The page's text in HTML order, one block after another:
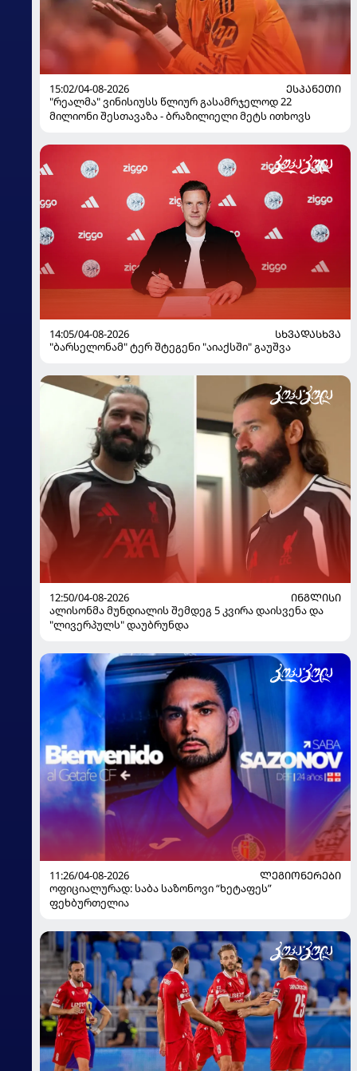
15:02/04-08-2026
ᲔᲡᲞᲐᲜᲔᲗᲘ
"რეალმა" ვინისიუსს წლიურ გასამრჯელოდ 22
მილიონი შესთავაზა - ბრაზილიელი მეტს ითხოვს
14:05/04-08-2026
ᲡᲮᲕᲐᲓᲐᲡᲮᲕᲐ
"ბარსელონამ" ტერ შტეგენი "აიაქსში" გაუშვა
12:50/04-08-2026
ᲘᲜᲒᲚᲘᲡᲘ
ალისონმა მუნდიალის შემდეგ 5 კვირა დაისვენა და
"ლივერპულს" დაუბრუნდა
11:26/04-08-2026
ᲚᲔᲒᲘᲝᲜᲔᲠᲔᲑᲘ
ოფიციალურად: საბა საზონოვი “ხეტაფეს”
ფეხბურთელია